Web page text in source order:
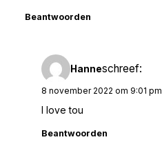
Beantwoorden
Hanneschreef:
8 november 2022 om 9:01 pm
I love tou
Beantwoorden